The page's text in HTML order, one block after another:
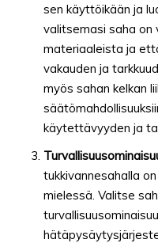
sen käyttöikään ja
valitsemasi saha
materiaaleista ja
vakauden ja
myös sahan kelkan
käytettävyyden ja
tukkivannesahalla
mielessä. Valitse